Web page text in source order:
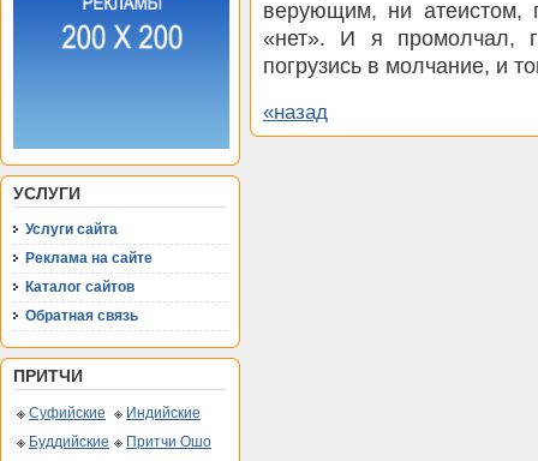
УСЛУГИ
Услуги сайта
Реклама на сайте
Каталог сайтов
Обратная связь
ПРИТЧИ
Суфийские
Индийские
Буддийские
Притчи Ошо
верующим, ни
«нет». И я промолчал,
погрузись в молчание, и
«назад